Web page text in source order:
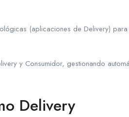
(aplicaciones de Delivery)
y Consumidor, gestionando
Delivery